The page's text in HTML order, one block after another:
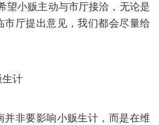
望小贩主动与市厅接洽，无论是
市厅提出意见，我们都会尽量给
生计
并非要影响小贩生计，而是在维